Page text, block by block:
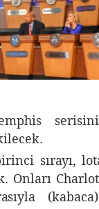
sırayı,
Onları